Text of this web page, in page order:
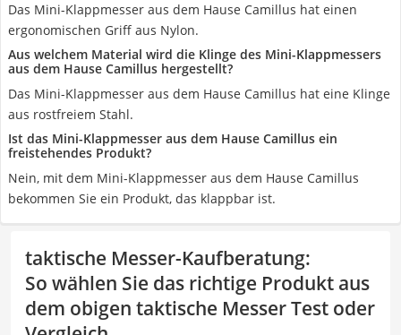
Das Mini-Klappmesser aus dem Hause Camillus hat einen
ergonomischen Griff aus Nylon.
Aus welchem Material wird die Klinge des Mini-Klappmessers
aus dem Hause Camillus hergestellt?
Das Mini-Klappmesser aus dem Hause Camillus hat eine Klinge
aus rostfreiem Stahl.
Ist das Mini-Klappmesser aus dem Hause Camillus ein
freistehendes Produkt?
Nein, mit dem Mini-Klappmesser aus dem Hause Camillus
bekommen Sie ein Produkt, das klappbar ist.
taktische Messer-Kaufberatung:
So wählen Sie das richtige Produkt aus
dem obigen taktische Messer Test oder